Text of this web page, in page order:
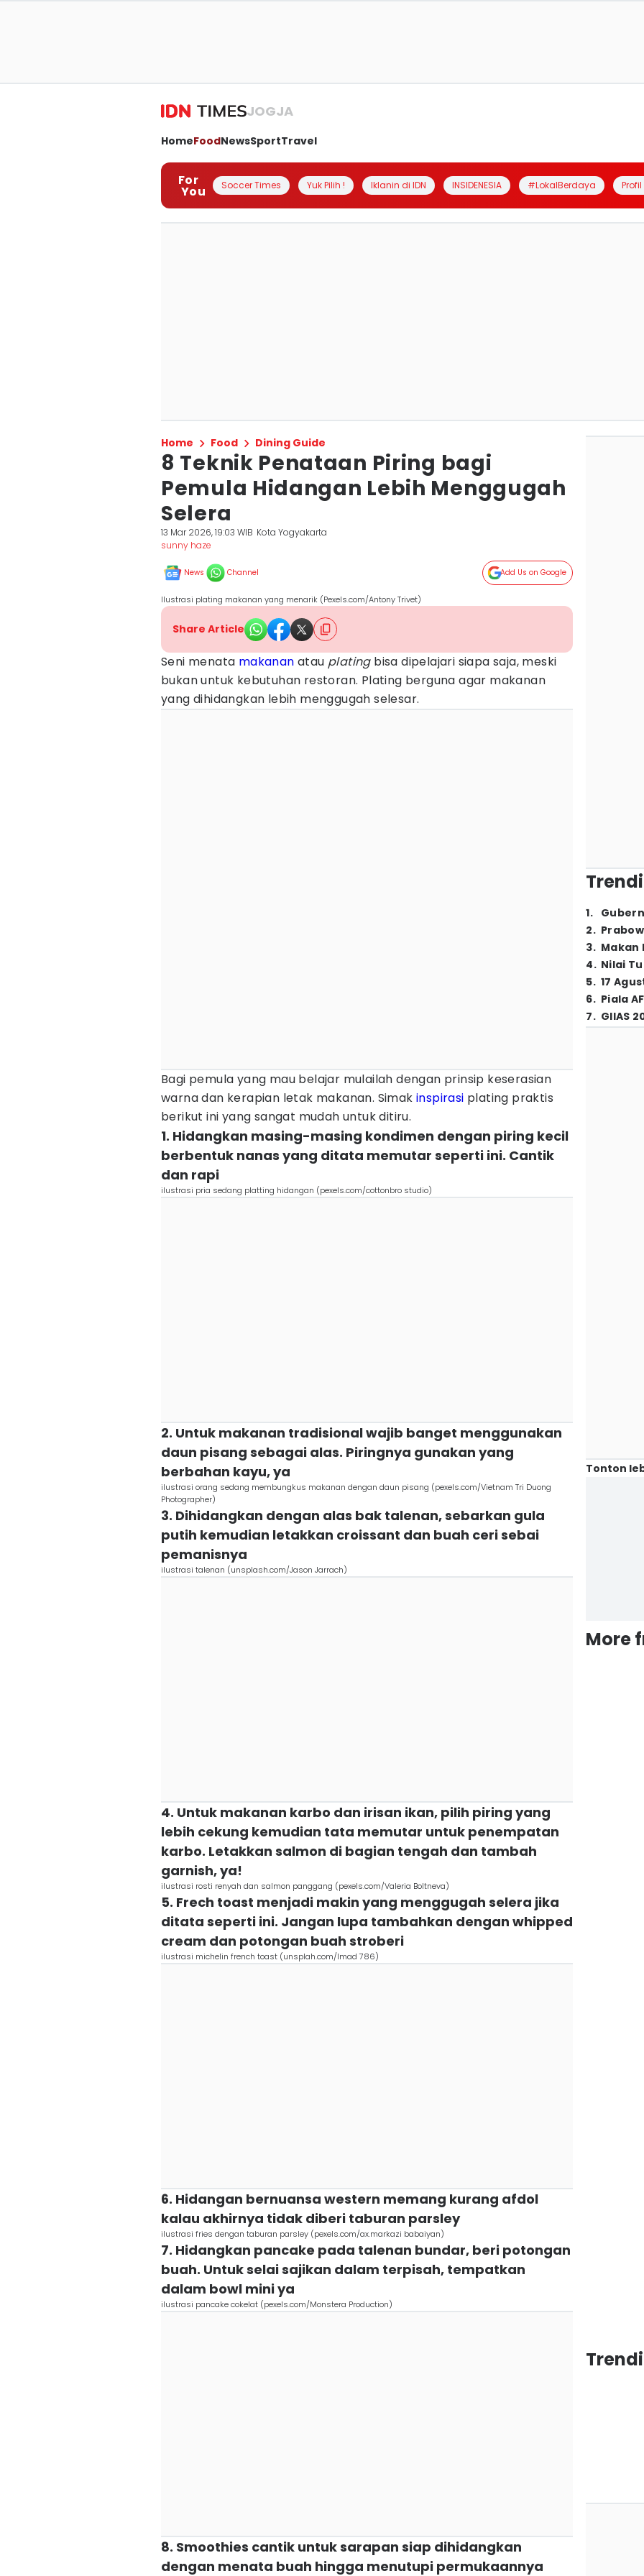
JOGJA
HomeFoodNewsSportTravel
For
You Soccer Times Yuk Pilih ! Iklanin di IDN INSIDENESIA #LokalBerdaya
Home Food Dining Guide
8 Teknik Penataan Piring bagi
Pemula Hidangan Lebih Menggugah
Selera
13 Mar 2026, 19:03 WIB Kota Yogyakarta
sunny haze
News Channel Add Us on Google
Ilustrasi plating makanan yang menarik (Pexels.com/Antony Trivet)
Share Article
Seni menata makanan atau platingbisa dipelajari siapa saja, meski
bukan untuk kebutuhan restoran. Plating berguna agar makanan
yang dihidangkan lebih menggugah selesar.
Bagi pemula yang mau belajar mulailah dengan prinsip keserasian
warna dan kerapian letak makanan. Simak inspirasi plating praktis
berikut ini yang sangat mudah untuk ditiru.
1. Hidangkan masing-masing kondimen dengan piring kecil
berbentuk nanas yang ditata memutar seperti ini. Cantik
dan rapi
ilustrasi pria sedang platting hidangan (pexels.com/cottonbro studio)
2. Untuk makanan tradisional wajib banget menggunakan
daun pisang sebagai alas. Piringnya gunakan yang
berbahan kayu, ya
ilustrasi orang sedang membungkus makanan dengan daun pisang (pexels.com/Vietnam Tri Duong
Photographer)
3. Dihidangkan dengan alas bak talenan, sebarkan gula
putih kemudian letakkan croissant dan buah ceri sebai
pemanisnya
ilustrasi talenan (unsplash.com/Jason Jarrach)
4. Untuk makanan karbo dan irisan ikan, pilih piring yang
lebih cekung kemudian tata memutar untuk penempatan
karbo. Letakkan salmon di bagian tengah dan tambah
garnish, ya!
ilustrasi rosti renyah dan salmon panggang (pexels.com/Valeria Boltneva)
5. Frech toast menjadi makin yang menggugah selera jika
ditata seperti ini. Jangan lupa tambahkan dengan whipped
cream dan potongan buah stroberi
ilustrasi michelin french toast (unsplah.com/Imad 786)
6. Hidangan bernuansa western memang kurang afdol
kalau akhirnya tidak diberi taburan parsley
ilustrasi fries dengan taburan parsley (pexels.com/ax.markazi babaiyan)
7. Hidangkan pancake pada talenan bundar, beri potongan
buah. Untuk selai sajikan dalam terpisah, tempatkan
dalam bowl mini ya
ilustrasi pancake cokelat (pexels.com/Monstera Production)
8. Smoothies cantik untuk sarapan siap dihidangkan
dengan menata buah hingga menutupi permukaannya
1.
2.
3. Makan
4. Nilai
5. 17
6. Piala
7. GIIAS
Tonton
More